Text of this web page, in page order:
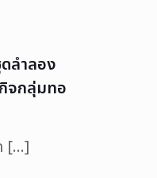
ลำลอง
จกลุ่มทอ
[…]